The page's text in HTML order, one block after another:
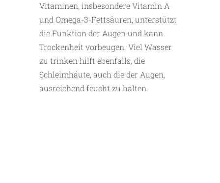
Vitaminen, insbesondere Vitamin A
und Omega-3-Fettsäuren, unterstützt
die Funktion der Augen und kann
Trockenheit vorbeugen. Viel Wasser
zu trinken hilft ebenfalls, die
Schleimhäute, auch die der Augen,
ausreichend feucht zu halten.